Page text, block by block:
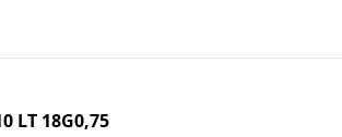
LT 18G0,75